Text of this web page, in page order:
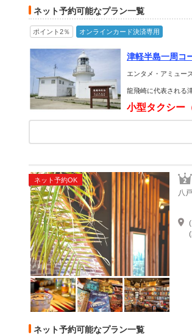
ネット予約可能なプラン一覧
ポイント2％ オンラインカード決済専用
津軽半島一周コ
エンタメ・アミュー
龍飛崎に代表される
小型タクシー
ネット予約OK
八
ネット予約可能なプラン一覧